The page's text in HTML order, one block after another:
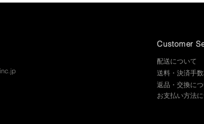
Customer
​配送について
送料・決済手
返品・交換に
お支払い方法